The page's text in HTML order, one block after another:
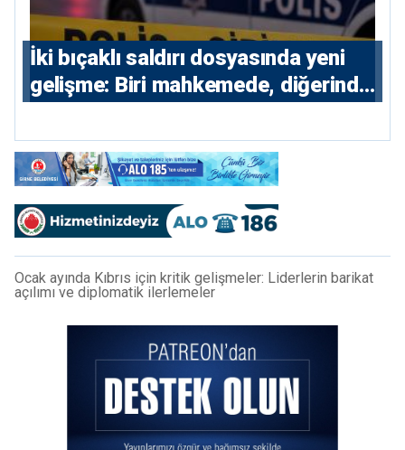
İki bıçaklı saldırı dosyasında yeni
gelişme: Biri mahkemede, diğerinde
Ocak ayında Kıbrıs için kritik gelişmeler: Liderlerin barikat
açılımı ve diplomatik ilerlemeler